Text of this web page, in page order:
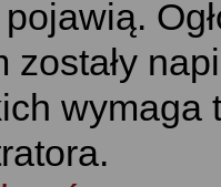
zostały
wymaga